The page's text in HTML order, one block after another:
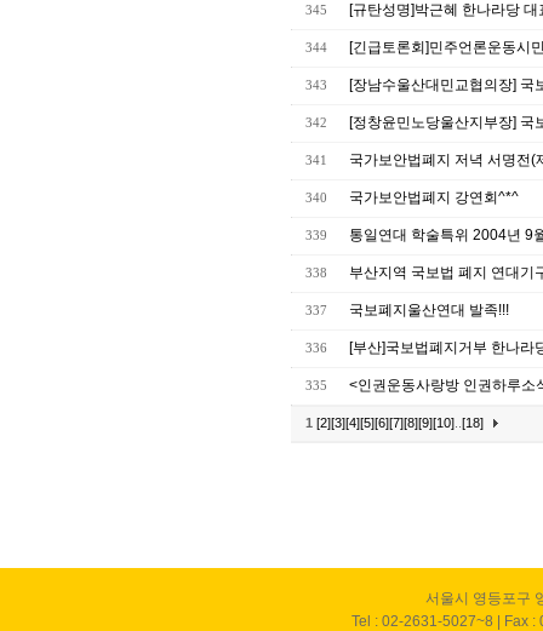
345 [규탄성명]박근혜 한나라당
344 [긴급토론회]민주언론운동시
343 [장남수울산대민교협의장] 국
342 [정창윤민노당울산지부장]
341 국가보안법폐지 저녁 서명전(
340 국가보안법폐지 강연회^*^
339 통일연대 학술특위 2004년 9
338 부산지역 국보법 폐지 연대기
337 국보폐지울산연대 발족!!!
336 [부산]국보법폐지거부 한나라
335 <인권운동사랑방 인권하루소
1 [2][3][4][5][6][7][8][9][10] [18]
서울시 영등포구
Tel : 02-2631-5027~8 | Fax